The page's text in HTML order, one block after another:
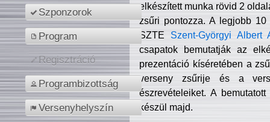
Szponzorok
Program
Regisztráció
Programbizottság
Versenyhelyszín
elkészített munka rövid 2
zsűri pontozza. A legjobb
SZTE Szent-Györgyi Albert
csapatok bemutatják az
prezentáció kíséretében a
verseny zsűrije és a
észrevételeiket. A
készül majd.